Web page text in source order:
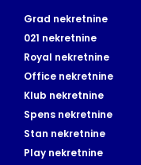
Grad nekretnine
021 nekretnine
Royal nekretnine
Office nekretnine
Klub nekretnine
Spens nekretnine
Stan nekretnine
Play nekretnine